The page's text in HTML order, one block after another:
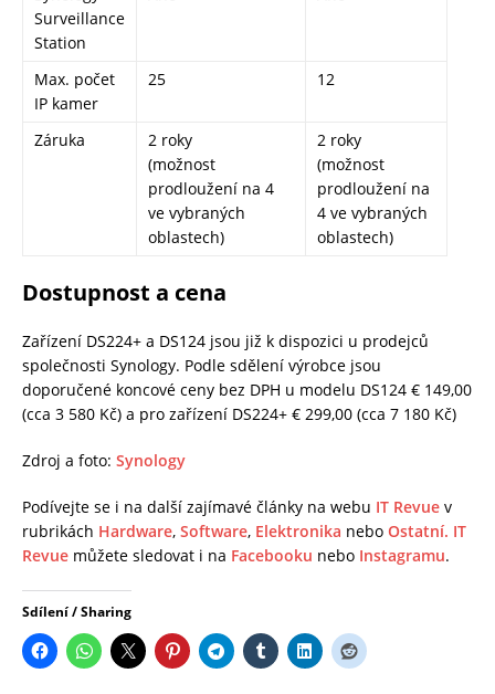
Surveillance
Station
Max. počet
IP kamer
25 12
Záruka
2 roky
(možnost
prodloužení na 4
ve vybraných
oblastech)
2 roky
(možnost
prodloužení na
4 ve vybraných
oblastech)
Dostupnost a cena
Zařízení DS224+ a DS124 jsou již k dispozici u prodejců
společnosti Synology. Podle sdělení výrobce jsou
doporučené koncové ceny bez DPH u modelu DS124 € 149,00
(cca 3 580 Kč) a pro zařízení DS224+ € 299,00 (cca 7 180 Kč)
Zdroj a foto: Synology
Podívejte se i na další zajímavé články na webu IT Revue v
rubrikách Hardware, Software, Elektronika nebo Ostatní. IT
Revue můžete sledovat i na Facebooku nebo Instagramu.
Sdílení / Sharing